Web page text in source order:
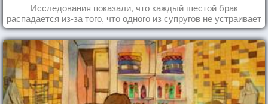
Исследования показали, что каждый шестой брак
распадается из-за того, что одного из супругов не устраивает
та роль, которая выпала ему в семье.